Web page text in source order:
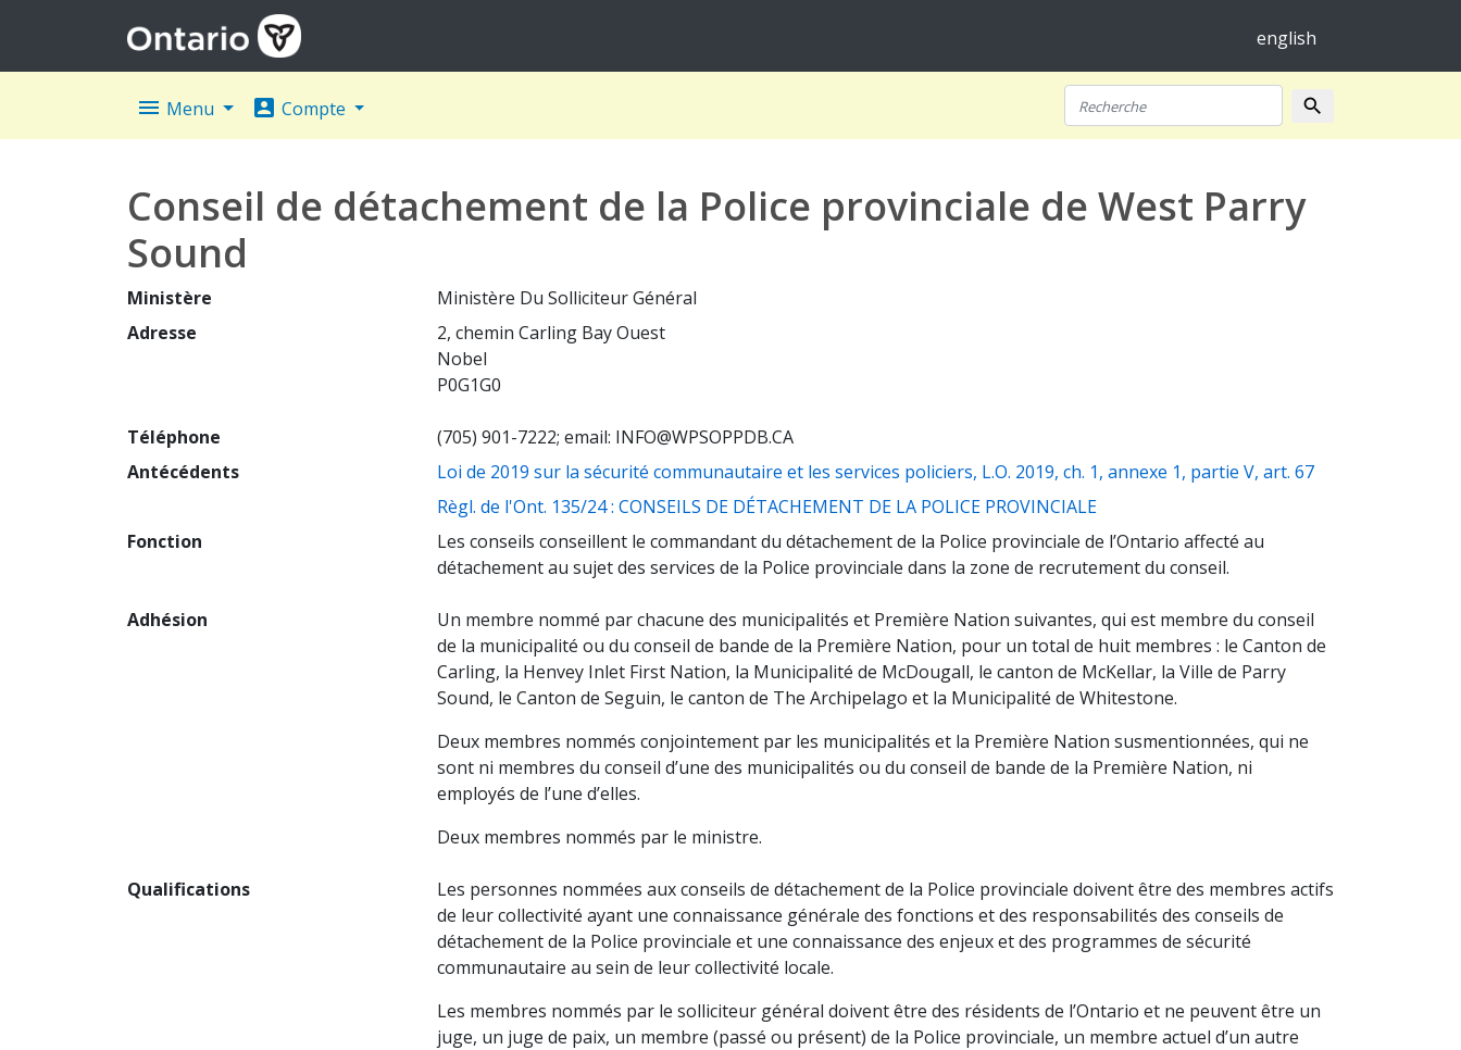
english
menu Menu account_box Compte search
Conseil de détachement de la Police provinciale de West Parry
Sound
Ministère
Ministère Du Solliciteur Général
Adresse
2, chemin Carling Bay Ouest
Nobel
P0G1G0
Téléphone
(705) 901-7222; email: INFO@WPSOPPDB.CA
Antécédents
Loi de 2019 sur la sécurité communautaire et les services policiers, L.O. 2019, ch. 1, annexe 1, partie V, art. 67(opens a new
Règl. de l'Ont. 135/24 : CONSEILS DE DÉTACHEMENT DE LA POLICE PROVINCIALE(opens a new window)
Fonction
Les conseils conseillent le commandant du détachement de la Police provinciale de l’Ontario affecté au
détachement au sujet des services de la Police provinciale dans la zone de recrutement du conseil.
Adhésion
Un membre nommé par chacune des municipalités et Première Nation suivantes, qui est membre du conseil
de la municipalité ou du conseil de bande de la Première Nation, pour un total de huit membres : le Canton de
Carling, la Henvey Inlet First Nation, la Municipalité de McDougall, le canton de McKellar, la Ville de Parry
Sound, le Canton de Seguin, le canton de The Archipelago et la Municipalité de Whitestone.
Deux membres nommés conjointement par les municipalités et la Première Nation susmentionnées, qui ne
sont ni membres du conseil d’une des municipalités ou du conseil de bande de la Première Nation, ni
employés de l’une d’elles.
Deux membres nommés par le ministre.
Qualifications
Les personnes nommées aux conseils de détachement de la Police provinciale doivent être des membres actifs
de leur collectivité ayant une connaissance générale des fonctions et des responsabilités des conseils de
détachement de la Police provinciale et une connaissance des enjeux et des programmes de sécurité
communautaire au sein de leur collectivité locale.
Les membres nommés par le solliciteur général doivent être des résidents de l’Ontario et ne peuvent être un
juge, un juge de paix, un membre (passé ou présent) de la Police provinciale, un membre actuel d’un autre